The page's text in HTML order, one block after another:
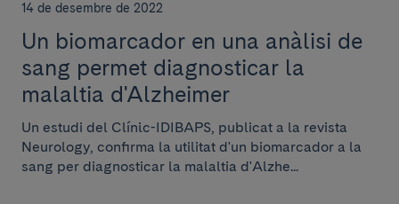
14 de desembre de 2022
Un biomarcador en una anàlisi de
sang permet diagnosticar la
malaltia d'Alzheimer
Un estudi del Clínic-IDIBAPS, publicat a la revista
Neurology, confirma la utilitat d'un biomarcador a la
sang per diagnosticar la malaltia d'Alzhe...